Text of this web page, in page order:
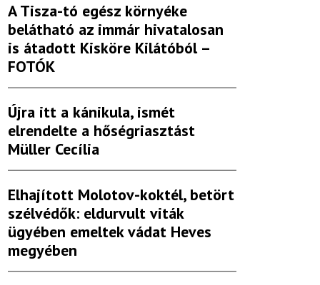
A Tisza-tó egész környéke
belátható az immár hivatalosan
is átadott Kisköre Kilátóból –
FOTÓK
Újra itt a kánikula, ismét
elrendelte a hőségriasztást
Müller Cecília
Elhajított Molotov-koktél, betört
szélvédők: eldurvult viták
ügyében emeltek vádat Heves
megyében